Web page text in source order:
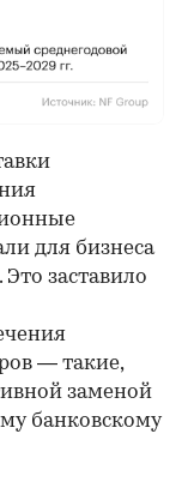
для бизнеса
заставило
— такие,
заменой
банковскому